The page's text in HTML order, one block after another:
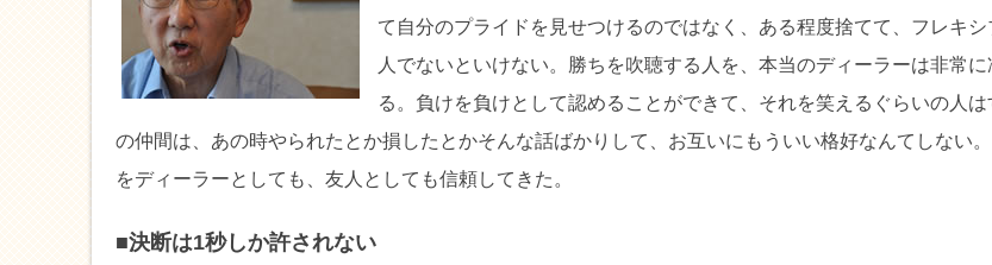
て自分のプライドを見せつけるのではなく、ある程度捨てて、フレキシ
人でないといけない。勝ちを吹聴する人を、本当のディーラーは非常
る。負けを負けとして認めることができて、それを笑えるぐらいの人は
の仲間は、あの時やられたとか損したとかそんな話ばかりして、お互いにもういい格好なんてしない
をディーラーとしても、友人としても信頼してきた。
■決断は1秒しか許されない